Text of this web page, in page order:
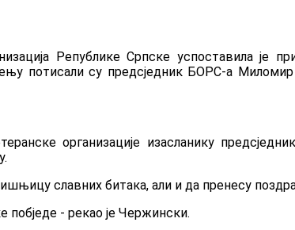
Републике Српске успоставила је
потисали су предсједник БОРС-а Миломир
организације изасланику
славних битака, али и да пренесу
побједе - рекао је Чержински.